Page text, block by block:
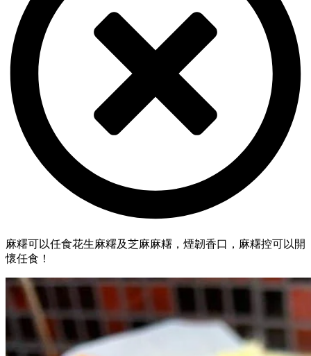
麻糬可以任食花生麻糬及芝麻麻糬，煙韌香口，麻糬控可以開
懷任食！